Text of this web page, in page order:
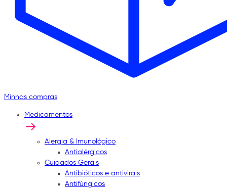
Minhas compras
Medicamentos
Alergia & Imunológico
Antialérgicos
Cuidados Gerais
Antibióticos e antivirais
Antifúngicos